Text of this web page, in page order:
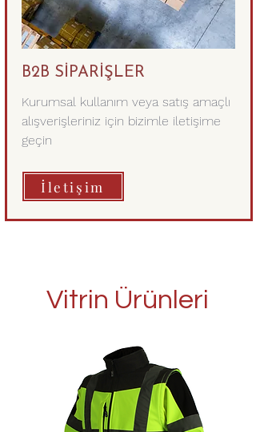
B2B SİPARİŞLER
Kurumsal kullanım veya satış amaçlı
alışverişleriniz için bizimle iletişime
geçin
İletişim
Vitrin Ürünleri